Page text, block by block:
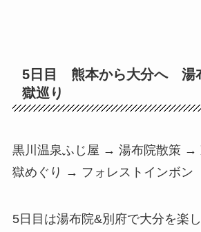
5日目 熊本から大分へ 湯
獄巡り
黒川温泉ふじ屋 → 湯布院散策
獄めぐり → フォレストインボン
5日目は湯布院&別府で大分を楽し